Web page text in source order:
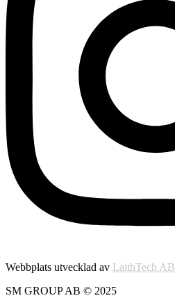
Webbplats utvecklad av LaithTech AB
SM GROUP AB © 2025